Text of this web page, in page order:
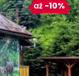
až -10%